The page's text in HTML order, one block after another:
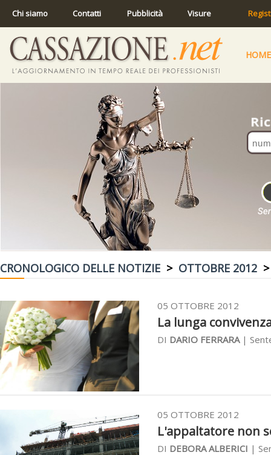
Chi siamo Contatti Pubblicità Visure
HOME
CRONOLOGICO DELLE NOTIZIE > OTTOBRE 2012
05 OTTOBRE 2012
La lunga
DI DARIO FERRARA|
05 OTTOBRE 2012
L'appaltatore non
DI DEBORA ALBERICI |